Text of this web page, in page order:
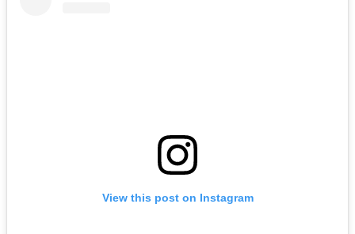
View this post on Instagram